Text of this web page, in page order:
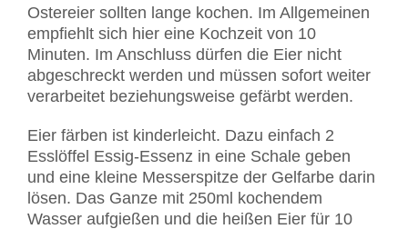
Ostereier sollten lange kochen. Im Allgemeinen
empfiehlt sich hier eine Kochzeit von 10
Minuten. Im Anschluss dürfen die Eier nicht
abgeschreckt werden und müssen sofort weiter
verarbeitet beziehungsweise gefärbt werden.
Eier färben ist kinderleicht. Dazu einfach 2
Esslöffel Essig-Essenz in eine Schale geben
und eine kleine Messerspitze der Gelfarbe darin
lösen. Das Ganze mit 250ml kochendem
Wasser aufgießen und die heißen Eier für 10